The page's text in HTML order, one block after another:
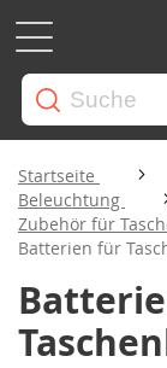
Startseite
Beleuchtung
Zubehör für
Batterien für